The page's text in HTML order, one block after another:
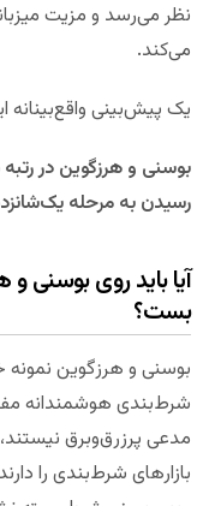
نظر می‌رسد و مزیت
می‌کند.
یک پیش‌بینی
رسیدن به مرحله
بست؟
بوسنی و هرزگوین نمونه
شرط‌بندی هوشمندانه
مدعی پرزرق‌وبرق
بازارهای شرط‌بندی را